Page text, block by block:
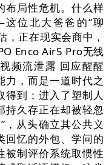
局性危机。什么样
位北大爸爸的“聊
，正在现实会商中，
Enco Air5 Pro无线
频流泄露 回应醒醒
力，而是一道时代之
得到；进入了塑制人
持久存正在却被轻忽
，从头确立其公共义
回忆的外包、学问的
被制评价系统取惯性